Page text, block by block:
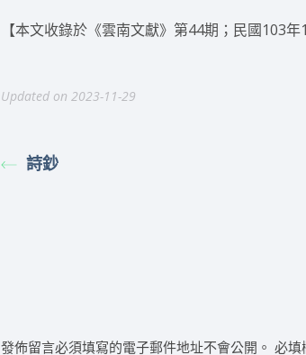
【本文收錄於《雲南文獻》第44期；民國103年
Updated on 2023-11-29
詩鈔
發佈留言必須填寫的電子郵件地址不會公開。 必